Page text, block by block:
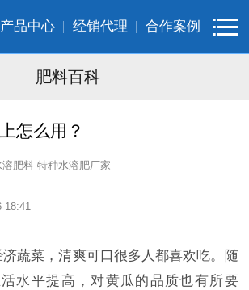
产品中心 经销代理 合作案例
肥料百科
怎么用？
肥料 特种水溶肥厂家
18:41
蔬菜，清爽可口很多人都喜欢吃。
随
水平提高，对黄瓜的品质也有所要